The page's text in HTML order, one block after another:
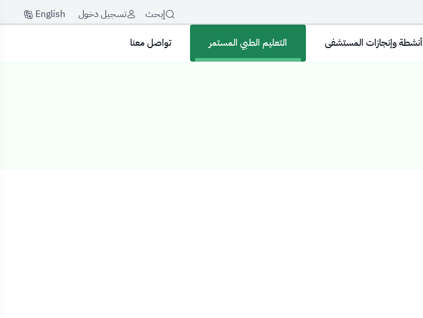
إبحث تسجيل دخول English
أنشطة وإنجازات المستشفى التعليم الطبي المستمر تواصل معنا